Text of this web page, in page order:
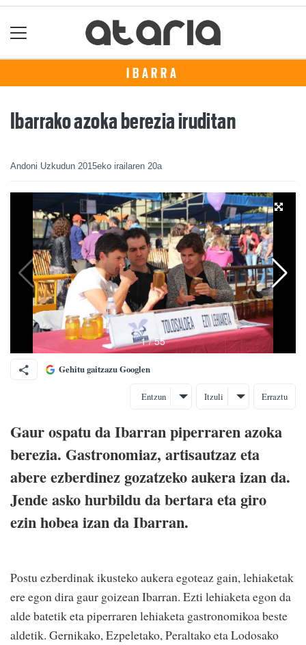
IBARRA
Ibarrako azoka berezia iruditan
Andoni Uzkudun 2015eko irailaren 20a
Gehitu gaitzazu Googlen
Entzun Itzuli Erraztu
Gaur ospatu da Ibarran piperraren azoka
berezia. Gastronomiaz, artisautzaz eta
abere ezberdinez gozatzeko aukera izan da.
Jende asko hurbildu da bertara eta giro
ezin hobea izan da Ibarran.
Postu ezberdinak ikusteko aukera egoteaz gain, lehiaketak
ere egon dira gaur goizean Ibarran. Ezti lehiaketa egon da
alde batetik eta piperraren lehiaketa gastronomikoa beste
aldetik. Gernikako, Ezpeletako, Peraltako eta Lodosako